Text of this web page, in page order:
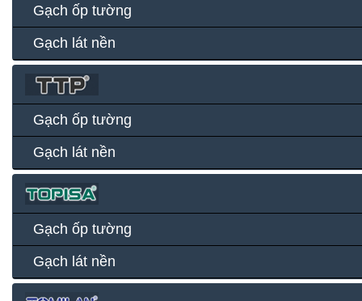
Gạch ốp tường
Gạch lát nền
Gạch ốp tường
Gạch lát nền
Gạch ốp tường
Gạch lát nền